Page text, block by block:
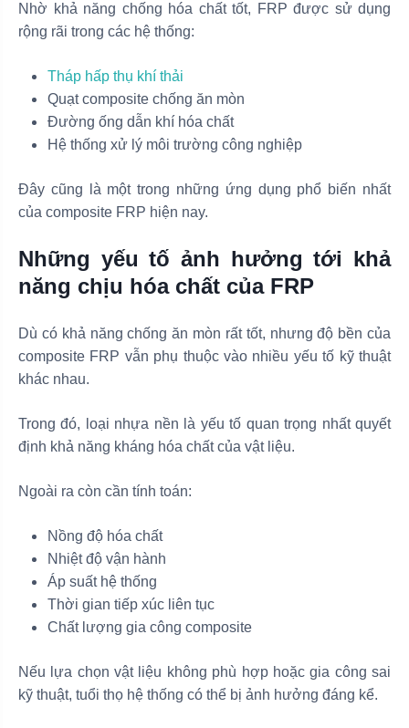
Nhờ khả năng chống hóa chất tốt, FRP được sử dụng
rộng rãi trong các hệ thống:
Tháp hấp thụ khí thải
Quạt composite chống ăn mòn
Đường ống dẫn khí hóa chất
Hệ thống xử lý môi trường công nghiệp
Đây cũng là một trong những ứng dụng phổ biến nhất
của composite FRP hiện nay.
Những yếu tố ảnh hưởng tới khả
năng chịu hóa chất của FRP
Dù có khả năng chống ăn mòn rất tốt, nhưng độ bền của
composite FRP vẫn phụ thuộc vào nhiều yếu tố kỹ thuật
khác nhau.
Trong đó, loại nhựa nền là yếu tố quan trọng nhất quyết
định khả năng kháng hóa chất của vật liệu.
Ngoài ra còn cần tính toán:
Nồng độ hóa chất
Nhiệt độ vận hành
Áp suất hệ thống
Thời gian tiếp xúc liên tục
Chất lượng gia công composite
Nếu lựa chọn vật liệu không phù hợp hoặc gia công sai
kỹ thuật, tuổi thọ hệ thống có thể bị ảnh hưởng đáng kể.